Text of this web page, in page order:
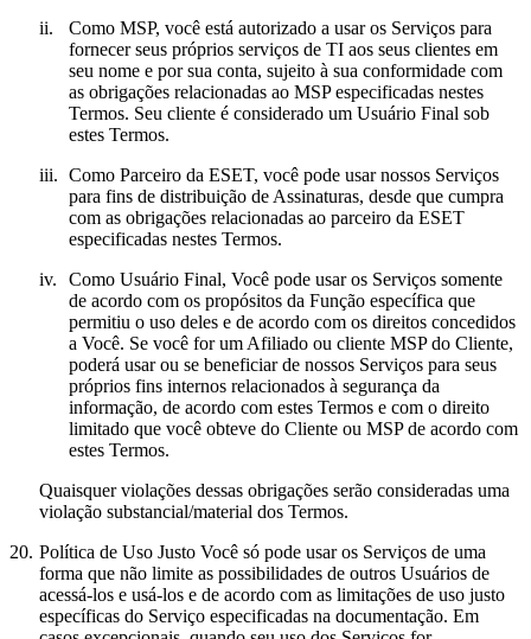
ii.
Como MSP, você está autorizado a usar os Serviços para
fornecer seus próprios serviços de TI aos seus clientes em
seu nome e por sua conta, sujeito à sua conformidade com
as obrigações relacionadas ao MSP especificadas nestes
Termos. Seu cliente é considerado um Usuário Final sob
estes Termos.
iii. Como Parceiro da ESET, você pode usar nossos Serviços
para fins de distribuição de Assinaturas, desde que cumpra
com as obrigações relacionadas ao parceiro da ESET
especificadas nestes Termos.
iv.
Como Usuário Final, Você pode usar os Serviços somente
de acordo com os propósitos da Função específica que
permitiu o uso deles e de acordo com os direitos concedidos
a Você. Se você for um Afiliado ou cliente MSP do Cliente,
poderá usar ou se beneficiar de nossos Serviços para seus
próprios fins internos relacionados à segurança da
informação, de acordo com estes Termos e com o direito
limitado que você obteve do Cliente ou MSP de acordo com
estes Termos.
Quaisquer violações dessas obrigações serão consideradas uma
violação substancial/material dos Termos.
20. Política de Uso Justo Você só pode usar os Serviços de uma
forma que não limite as possibilidades de outros Usuários de
acessá-los e usá-los e de acordo com as limitações de uso justo
específicas do Serviço especificadas na documentação. Em